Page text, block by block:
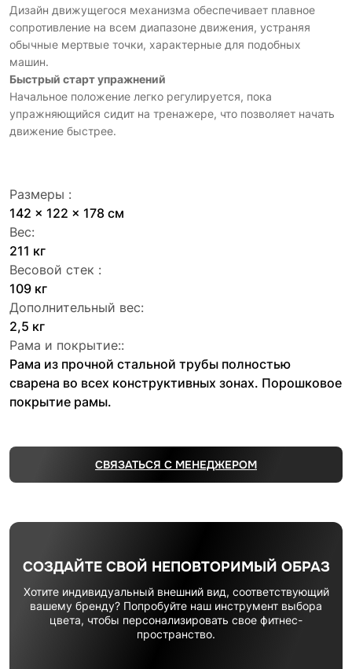
Дизайн движущегося механизма обеспечивает плавное
сопротивление на всем диапазоне движения, устраняя
обычные мертвые точки, характерные для подобных
машин.
Быстрый старт упражнений
Начальное положение легко регулируется, пока
упражняющийся сидит на тренажере, что позволяет начать
движение быстрее.
Размеры :
142 x 122 x 178 см
Вес:
211 кг
Весовой стек :
109 кг
Дополнительный вес:
2,5 кг
Рама и покрытие::
Рама из прочной стальной трубы полностью
сварена во всех конструктивных зонах. Порошковое
покрытие рамы.
СВЯЗАТЬСЯ С МЕНЕДЖЕРОМ
СОЗДАЙТЕ СВОЙ НЕПОВТОРИМЫЙ ОБРАЗ
Хотите индивидуальный внешний вид, соответствующий
вашему бренду? Попробуйте наш инструмент выбора
цвета, чтобы персонализировать свое фитнес-
пространство.